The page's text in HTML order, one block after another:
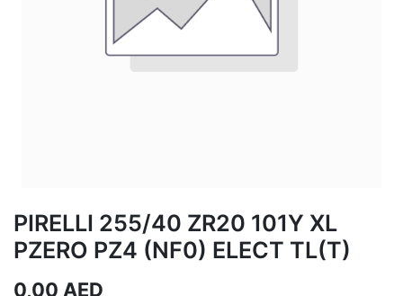
PIRELLI 255/40 ZR20 101Y XL
PZERO PZ4 (NF0) ELECT TL(T)
0,00 AED